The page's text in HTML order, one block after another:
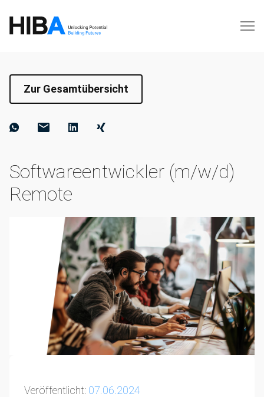
Zur Gesamtübersicht
Softwareentwickler (m/w/d)
Remote
Veröffentlicht: 07.06.2024